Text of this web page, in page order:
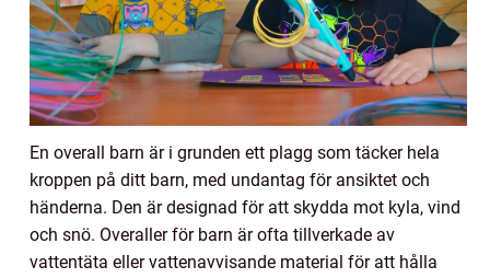
En overall barn är i grunden ett plagg som täcker hela
kroppen på ditt barn, med undantag för ansiktet och
händerna. Den är designad för att skydda mot kyla, vind
och snö. Overaller för barn är ofta tillverkade av
vattentäta eller vattenavvisande material för att hålla